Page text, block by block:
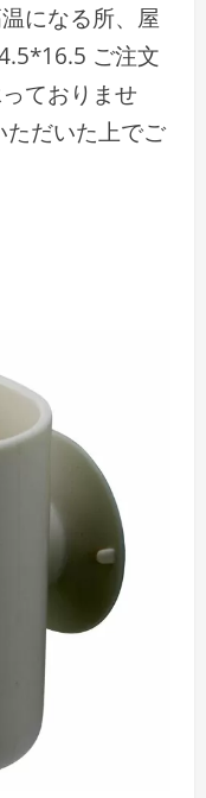
になる所、屋
ご注文
ておりませ
ただいた上でご